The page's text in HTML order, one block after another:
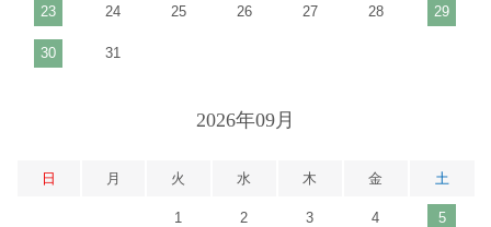
23 24 25 26 27 28 29
30 31
2026年09月
日 月 火 水 木 金 土
1 2 3 4 5